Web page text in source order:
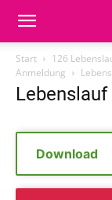
Start
126
Anmeldung
Download